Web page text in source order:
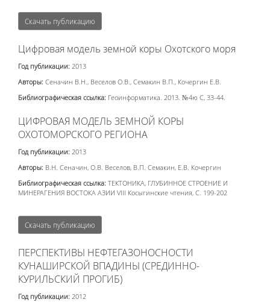
Скачать публикацию
Цифровая модель земной коры Охотского моря
Год публикации: 2013
Авторы: Сеначин В.Н., Веселов О.В., Семакин В.П., Кочергин Е.В.
Библиографическая ссылка: Геоинформатика. 2013. №4ю С, 33-44.
ЦИФРОВАЯ МОДЕЛЬ ЗЕМНОЙ КОРЫ
ОХОТОМОРСКОГО РЕГИОНА
Год публикации: 2013
Авторы: В.Н. Сеначин, О.В. Веселов, В.П. Семакин, Е.В. Кочергин
Библиографическая ссылка: ТЕКТОНИКА, ГЛУБИННОЕ СТРОЕНИЕ И
МИНЕРАГЕНИЯ ВОСТОКА АЗИИ VIII Косыгинские чтения, С. 199-202
Скачать публикацию
ПЕРСПЕКТИВЫ НЕФТЕГАЗОНОСНОСТИ
КУНАШИРСКОЙ ВПАДИНЫ (СРЕДИННО-
КУРИЛЬСКИЙ ПРОГИБ)
Год публикации: 2012